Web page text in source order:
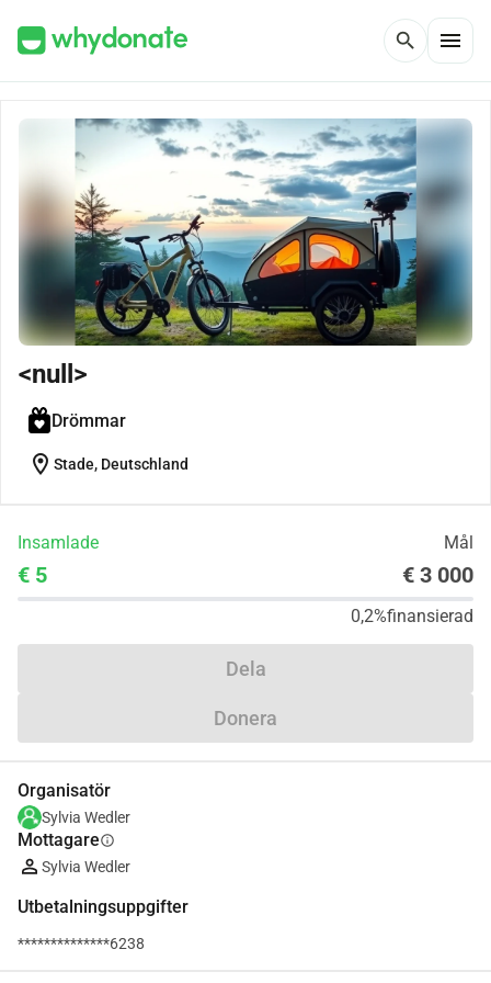
search menu
<null>
Drömmar
location_on Stade, Deutschland
Insamlade Mål
€ 5 € 3 000
0,2%finansierad
Dela
Donera
Organisatör
Sylvia Wedler
Mottagareinfo
Sylvia Wedler
Utbetalningsuppgifter
**************6238